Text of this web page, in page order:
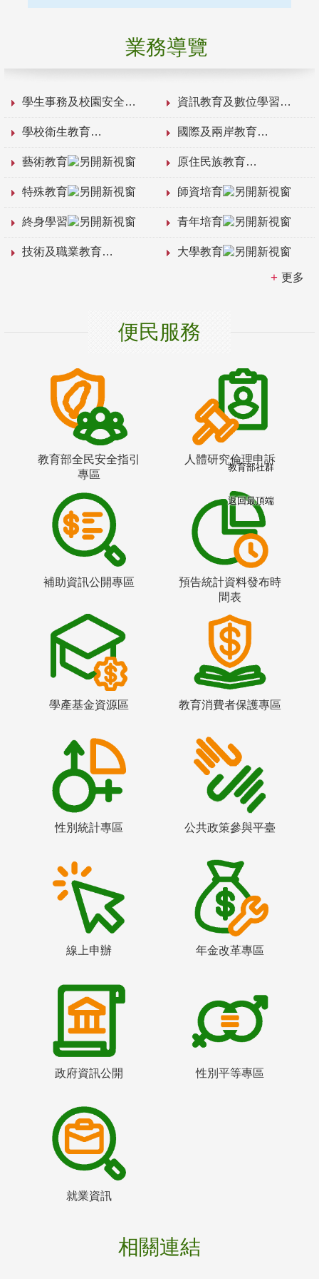
業務導覽
學生事務及校園安全 資訊教育及數位學習
學校衛生教育 國際及兩岸教育
藝術教育 原住民族教育
特殊教育 師資培育
終身學習 青年培育
技術及職業教育 大學教育
更多
便民服務
教育部全民安全指引
專區
人體研究倫理申訴
補助資訊公開專區
預告統計資料發布時
間表
學產基金資源區 教育消費者保護專區
性別統計專區 公共政策參與平臺
線上申辦 年金改革專區
政府資訊公開 性別平等專區
就業資訊
相關連結
教育部社群
返回最頂端